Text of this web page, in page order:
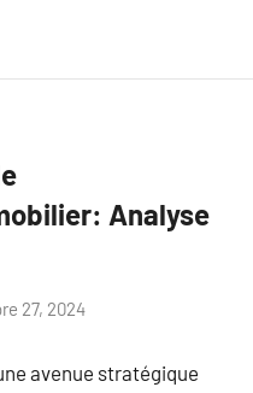
Analyse
27, 2024
avenue stratégique